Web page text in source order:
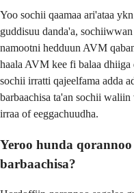
Yoo sochii qaamaa ari'ataa
guddisuu danda'a,
namootni hedduun AVM
haala AVM kee fi balaa dhiiga
sochii irratti qajeelfama adda
barbaachisa ta'an sochii
irraa of eeggachuudha.
Yeroo hunda
barbaachisa?